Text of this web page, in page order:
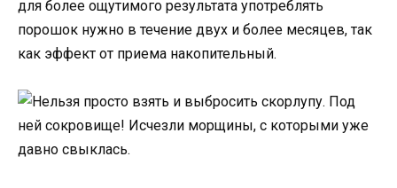
для более ощутимого результата употреблять
порошок нужно в течение двух и более месяцев, так
как эффект от приема накопительный.